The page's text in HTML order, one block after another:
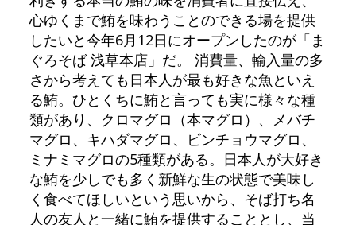
心ゆくまで鮪を味わうことのできる場を提供
したいと今年6月12日にオープンしたのが「ま
ぐろそば 浅草本店」だ。 消費量、輸入量の多
さから考えても日本人が最も好きな魚といえ
る鮪。ひとくちに鮪と言っても実に様々な種
類があり、クロマグロ（本マグロ）、メバチ
マグロ、キハダマグロ、ビンチョウマグロ、
ミナミマグロの5種類がある。日本人が大好き
な鮪を少しでも多く新鮮な生の状態で美味し
く食べてほしいという思いから、そば打ち名
人の友人と一緒に鮪を提供することとし、当